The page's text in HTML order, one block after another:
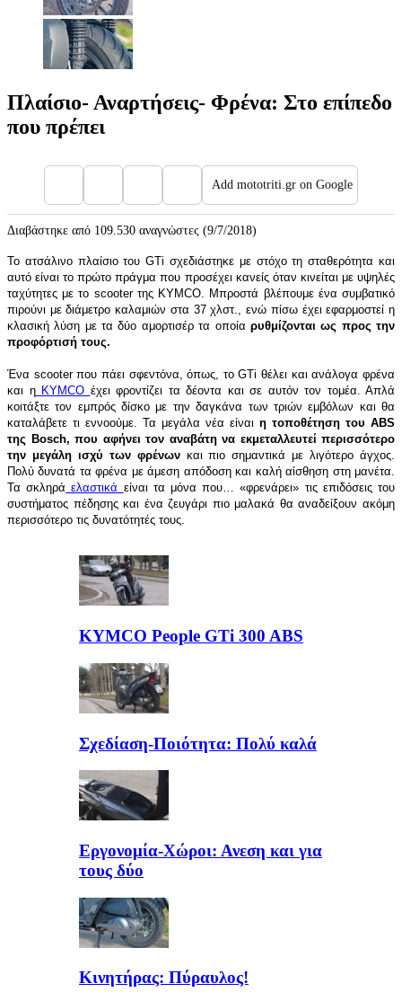
Πλαίσιο- Αναρτήσεις- Φρένα: Στο επίπεδο
που πρέπει
Add mototriti.gr on Google
Διαβάστηκε από 109.530 αναγνώστες (9/7/2018)
Το ατσάλινο πλαίσιο του GTi σχεδιάστηκε με στόχο τη σταθερότητα και
αυτό είναι το πρώτο πράγμα που προσέχει κανείς όταν κινείται με υψηλές
ταχύτητες με το scooter της KYMCO. Μπροστά βλέπουμε ένα συμβατικό
πιρούνι με διάμετρο καλαμιών στα 37 χλστ., ενώ πίσω έχει εφαρμοστεί η
κλασική λύση με τα δύο αμορτισέρ τα οποία ρυθμίζονται ως προς την
προφόρτισή τους.
Ένα scooter που πάει σφεντόνα, όπως, το GTi θέλει και ανάλογα φρένα
και ηKYMCO έχει φροντίζει τα δέοντα και σε αυτόν τον τομέα. Απλά
κοιτάξτε τον εμπρός δίσκο με την δαγκάνα των τριών εμβόλων και θα
καταλάβετε τι εννοούμε. Τα μεγάλα νέα είναι η τοποθέτηση του ABS
της Bosch, που αφήνει τον αναβάτη να εκμεταλλευτεί περισσότερο
την μεγάλη ισχύ των φρένωνκαι πιο σημαντικά με λιγότερο άγχος.
Πολύ δυνατά τα φρένα με άμεση απόδοση και καλή αίσθηση στη μανέτα.
Τα σκληρά ελαστικά είναι τα μόνα που… «φρενάρει» τις επιδόσεις του
συστήματος πέδησης και ένα ζευγάρι πιο μαλακά θα αναδείξουν ακόμη
περισσότερο τις δυνατότητές τους.
KYMCO People GTi 300 ABS
Σχεδίαση-Ποιότητα: Πολύ καλά
Εργονομία-Χώροι: Ανεση και για
τους δύο
Κινητήρας: Πύραυλος!